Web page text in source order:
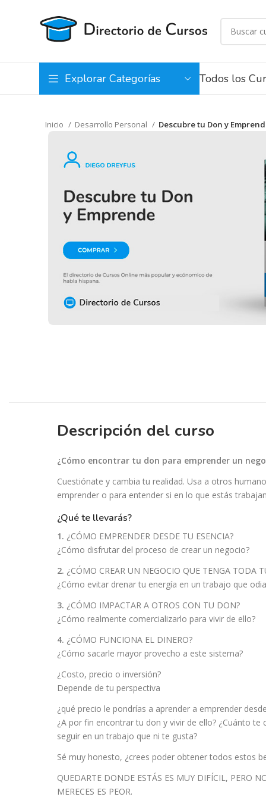
Explorar Categorías Todos los
Inicio Desarrollo Personal Descubre tu Don y
Descripción del curso
¿Cómo encontrar tu don para emprender un
Cuestiónate y cambia tu realidad. Usa a otros
emprender o para entender si en lo que estás
¿qué te llevarás?
1. ¿CÓMO EMPRENDER DESDE TU ESENCIA?
¿Cómo disfrutar del proceso de crear un negocio?
2. ¿CÓMO CREAR UN NEGOCIO QUE TENGA TODA
¿Cómo evitar drenar tu energía en un trabajo que
3. ¿CÓMO IMPACTAR A OTROS CON TU DON?
¿Cómo realmente comercializarlo para vivir de ello?
4. ¿CÓMO FUNCIONA EL DINERO?
¿Cómo sacarle mayor provecho a este sistema?
¿Costo, precio o inversión?
Depende de tu perspectiva
¿qué precio le pondrías a aprender a emprender
¿A por fin encontrar tu don y vivir de ello? ¿Cuánto
seguir en un trabajo que ni te gusta?
Sé muy honesto, ¿crees poder obtener todos estos
QUEDARTE DONDE ESTÁS ES MUY DIFÍCIL, PERO
MERECES ES PEOR.